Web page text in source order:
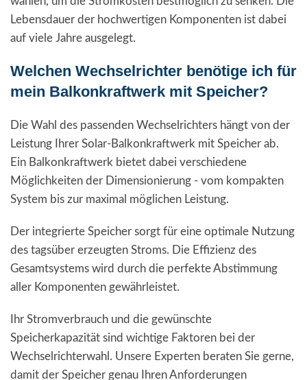
Lebensdauer der hochwertigen Komponenten ist dabei
auf viele Jahre ausgelegt.
Welchen Wechselrichter benötige ich für
mein Balkonkraftwerk mit Speicher?
Die Wahl des passenden Wechselrichters hängt von der
Leistung Ihrer Solar-Balkonkraftwerk mit Speicher ab.
Ein Balkonkraftwerk bietet dabei verschiedene
Möglichkeiten der Dimensionierung - vom kompakten
System bis zur maximal möglichen Leistung.
Der integrierte Speicher sorgt für eine optimale Nutzung
des tagsüber erzeugten Stroms. Die Effizienz des
Gesamtsystems wird durch die perfekte Abstimmung
aller Komponenten gewährleistet.
Ihr Stromverbrauch und die gewünschte
Speicherkapazität sind wichtige Faktoren bei der
Wechselrichterwahl. Unsere Experten beraten Sie gerne,
damit der Speicher genau Ihren Anforderungen